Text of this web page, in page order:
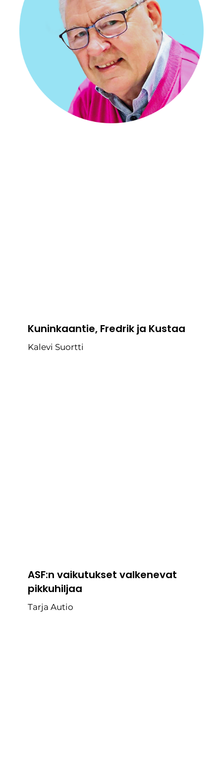
Kuninkaantie, Fredrik ja Kustaa
Kalevi Suortti
ASF:n vaikutukset valkenevat
pikkuhiljaa
Tarja Autio